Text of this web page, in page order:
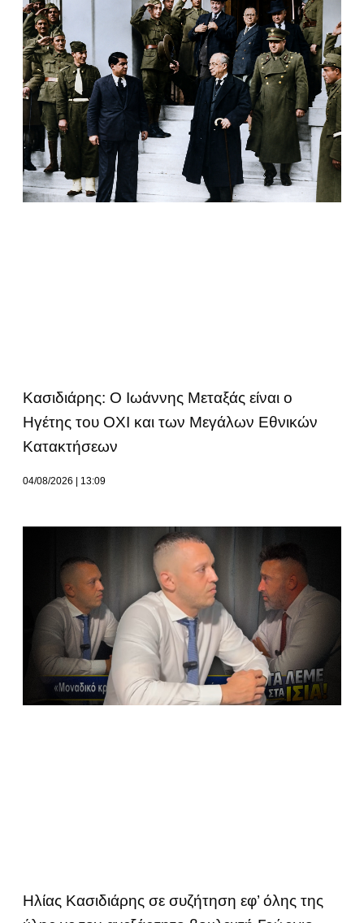
Κασιδιάρης: Ο Ιωάννης Μεταξάς είναι ο
Ηγέτης του ΟΧΙ και των Μεγάλων Εθνικών
Κατακτήσεων
04/08/2026 13:09
Ηλίας Κασιδιάρης σε συζήτηση εφ’ όλης της